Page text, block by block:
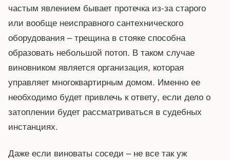
частым явлением бывает протечка из-за старого
или вообще неисправного сантехнического
оборудования – трещина в стояке способна
образовать небольшой потоп. В таком случае
виновником является организация, которая
управляет многоквартирным домом. Именно ее
необходимо будет привлечь к ответу, если дело о
затоплении будет рассматриваться в судебных
инстанциях.
Даже если виноваты соседи – не все так уж